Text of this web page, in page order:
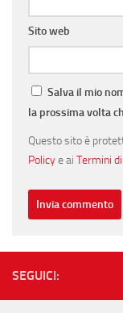
Sito web
Salva il mio
la prossima volta
Questo sito è
Policye ai Termini
SEGUICI: